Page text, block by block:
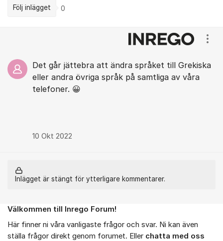
Följ inlägget 0
Det går jättebra att ändra språket till Grekiska
eller andra övriga språk på samtliga av våra
telefoner. 😀
10 Okt 2022
Inlägget är stängt för ytterligare kommentarer.
Om forumet
Välkommen till Inrego Forum!
Här finner ni våra vanligaste frågor och svar. Ni kan även
ställa frågor direkt genom forumet. Eller chatta med oss